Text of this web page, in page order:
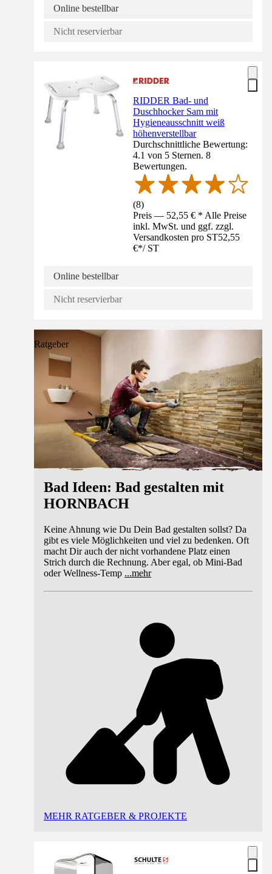
Online bestellbar
Nicht reservierbar
RIDDER Bad- und
Duschhocker Sam mit
Hygieneausschnitt weiß
höhenverstellbar
Durchschnittliche Bewertung:
4.1 von 5 Sternen. 8
Bewertungen.
(8)
Preis — 52,55 € * Alle Preise
inkl. MwSt. und ggf. zzgl.
Versandkosten pro ST52,55
€*/ ST
Online bestellbar
Nicht reservierbar
Ratgeber
Bad Ideen: Bad gestalten mit
HORNBACH
Keine Ahnung wie Du Dein Bad gestalten sollst? Da
gibt es viele Möglichkeiten und viel zu bedenken. Oft
macht Dir auch der nicht vorhandene Platz einen
Strich durch die Rechnung. Aber egal, ob Mini-Bad
oder Wellness-Temp ...mehr
MEHR RATGEBER & PROJEKTE